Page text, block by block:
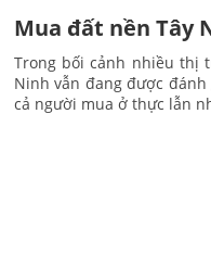
Mua đất nền Tây
Trong bối cảnh nhiều thị
Ninh vẫn đang được
cả người mua ở thực lẫn